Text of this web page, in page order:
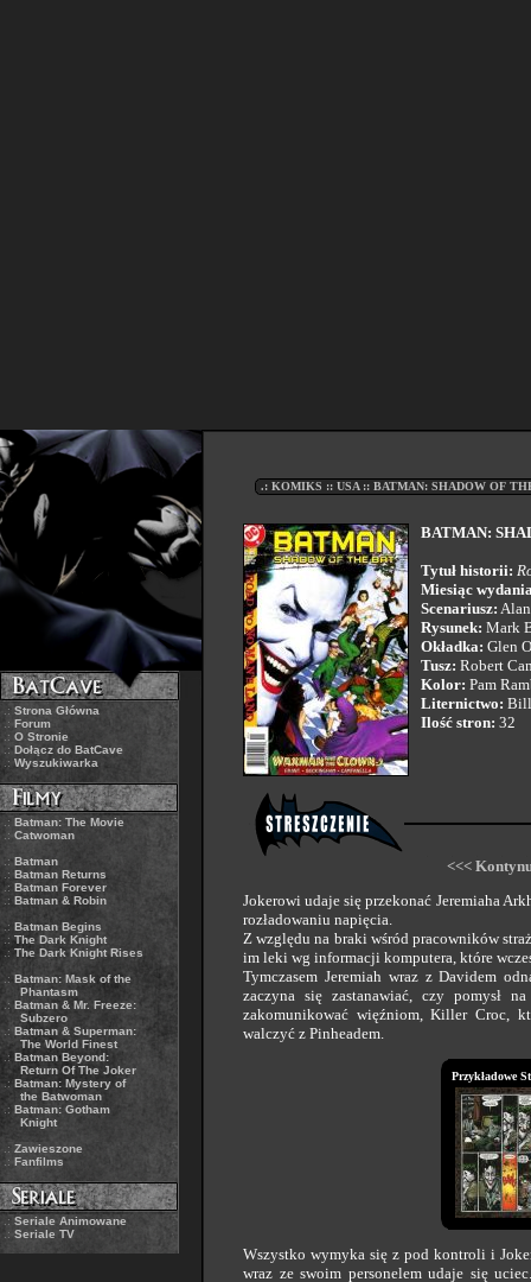
.: Strona Główna
.: Forum
.: O Stronie
.:Dołącz do BatCave
.: Wyszukiwarka
.: Batman: The Movie
.: Catwoman
.:Batman
.: Batman Returns
.: Batman Forever
.: Batman & Robin
.: Batman Begins
.: The Dark Knight
.: The Dark Knight Rises
.:Batman: Mask of the
Phantasm
.: Batman & Mr. Freeze:
Subzero
.: Batman & Superman:
The World Finest
.: Batman Beyond:
Return Of The Joker
.: Batman: Mystery of
the Batwoman
.: Batman: Gotham
Knight
.: Zawieszone
.: Fanfilms
.: Seriale Animowane
.: Seriale TV
.: KOMIKS :: USA :: BATMAN: SHADOW OF
BATMAN:
Tytuł historii:
Miesiąc
Scenariusz:
Rysunek: Mark
Okładka: Glen
Tusz: Robert
Kolor: Pam
Liternictwo:
Ilość stron: 32
<<<
Jokerowi udaje się przekonać Jeremiaha
rozładowaniu napięcia.
Z względu na braki wśród pracowników
im leki wg informacji komputera, które
Tymczasem Jeremiah wraz z Davidem
zaczyna się zastanawiać, czy pomysł
zakomunikować więźniom, Killer Croc,
walczyć z Pinheadem.
Przykładowe
Wszystko wymyka się z pod kontroli i
wraz ze swoim personelem udaje się